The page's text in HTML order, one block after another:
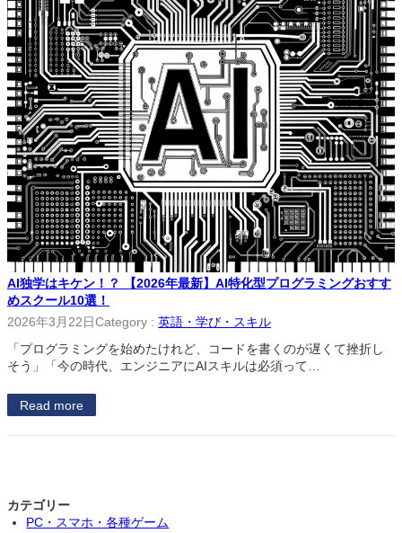
AI独学はキケン！？ 【2026年最新】AI特化型プログラミングおすす
めスクール10選！
2026年3月22日Category : 英語・学び・スキル
「プログラミングを始めたけれど、コードを書くのが遅くて挫折し
そう」「今の時代、エンジニアにAIスキルは必須って…
Read more
カテゴリー
PC・スマホ・各種ゲーム